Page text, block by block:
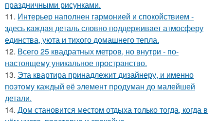
праздничными рисунками.
11. Интерьер наполнен гармонией и спокойствием -
здесь каждая деталь словно поддерживает атмосферу
единства, уюта и тихого домашнего тепла.
12. Всего 25 квадратных метров, но внутри - по-
настоящему уникальное пространство.
13. Эта квартира принадлежит дизайнеру, и именно
поэтому каждый её элемент продуман до малейшей
детали.
14. Дом становится местом отдыха только тогда, когда в